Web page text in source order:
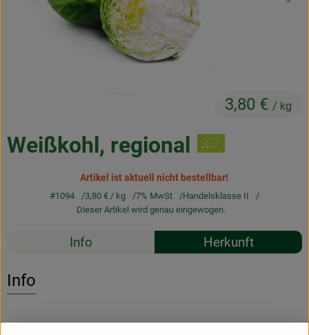
Frischetheke
Natukostwaren
Drogerie
Weißkohl, regional
3,80 € / kg
Artikel ist aktuell nicht bestellbar!
#1094 3,80 € / kg 7% MwSt
Handelsklasse II
Dieser Artikel wird genau eingewogen.
Rezepte
Info Herkunft
Info